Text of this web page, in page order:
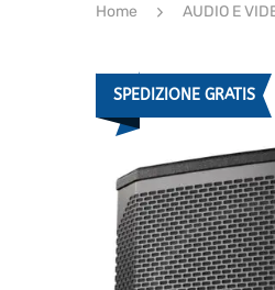
Home AUDIO E
SPEDIZIONE GRATIS